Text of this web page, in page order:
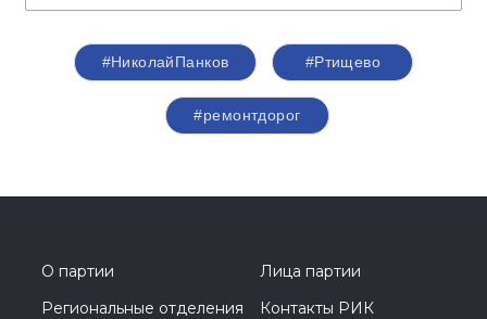
#НиколайПанков #Ртищево
#ремонтдорог
О партии
Лица партии
Региональные отделения
Контакты РИК